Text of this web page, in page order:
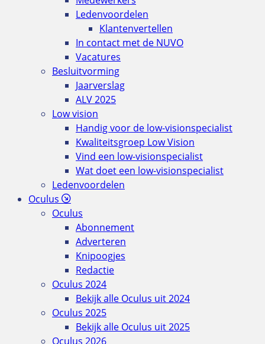
Ledenvoordelen
Klantenvertellen
In contact met de NUVO
Vacatures
Besluitvorming
Jaarverslag
ALV 2025
Low vision
Handig voor de low-visionspecialist
Kwaliteitsgroep Low Vision
Vind een low-visionspecialist
Wat doet een low-visionspecialist
Ledenvoordelen
Oculus
Oculus
Abonnement
Adverteren
Knipoogjes
Redactie
Oculus 2024
Bekijk alle Oculus uit 2024
Oculus 2025
Bekijk alle Oculus uit 2025
Oculus 2026